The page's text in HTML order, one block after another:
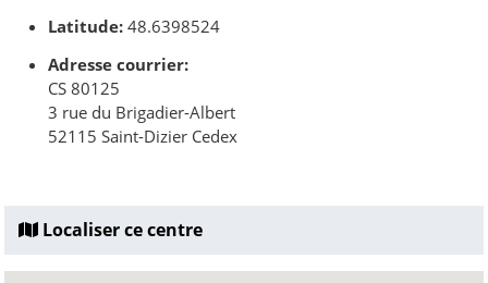
Latitude: 48.6398524
Adresse courrier:
CS 80125
3 rue du Brigadier-Albert
52115 Saint-Dizier Cedex
Localiser ce centre